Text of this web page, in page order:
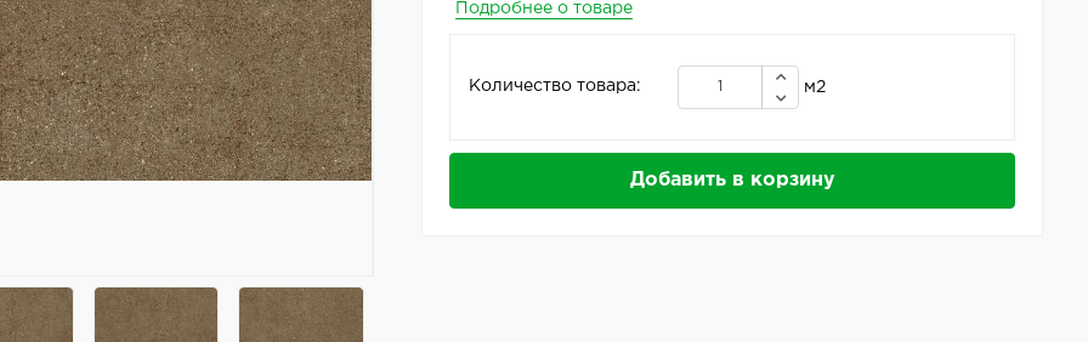
Подробнее о товаре
Количество товара: м2
Добавить в корзину